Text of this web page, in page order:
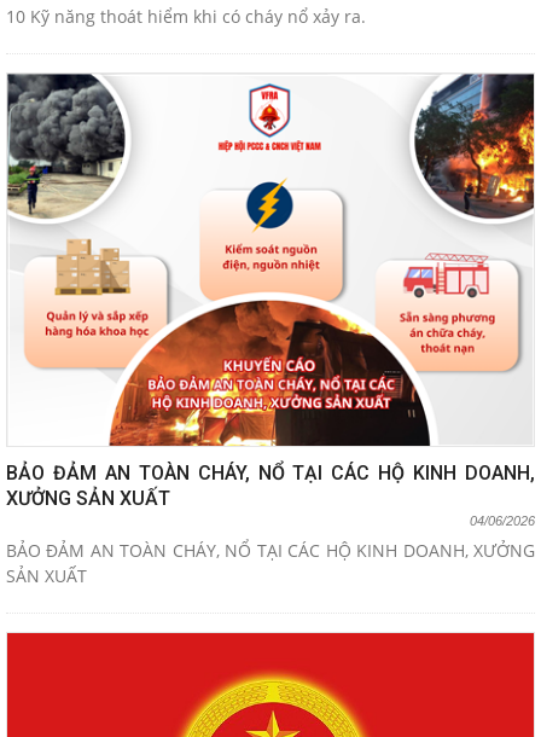
10 Kỹ năng thoát hiểm khi có cháy nổ xảy ra.
BẢO ĐẢM AN TOÀN CHÁY, NỔ TẠI CÁC HỘ KINH DOANH,
XƯỞNG SẢN XUẤT
04/06/2026
BẢO ĐẢM AN TOÀN CHÁY, NỔ TẠI CÁC HỘ KINH DOANH, XƯỞNG
SẢN XUẤT